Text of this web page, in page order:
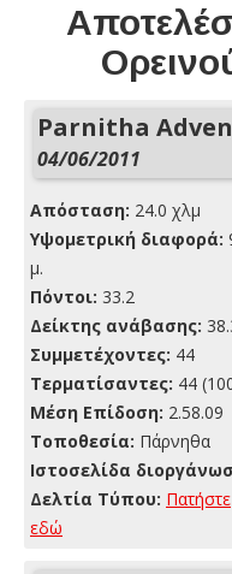
Parnitha
04/06/2011
Απόσταση: 24.0 χλμ
Yψομετρική διαφορά:
μ.
Πόντοι: 33.2
Δείκτης ανάβασης:
Συμμετέχοντες: 44
Τερματίσαντες: 44
Μέση Επίδοση: 2.58.09
Τοποθεσία: Πάρνηθα
Ιστοσελίδα
Δελτία Τύπου: Πατήστε
εδώ